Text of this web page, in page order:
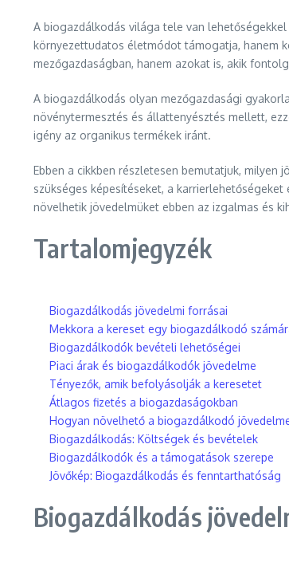
A biogazdálkodás világa tele van
környezettudatos életmódot támogatja, hanem
mezőgazdaságban, hanem azokat is, akik
A biogazdálkodás olyan mezőgazdasági
növénytermesztés és állattenyésztés mellett,
igény az organikus termékek iránt.
Ebben a cikkben részletesen bemutatjuk,
szükséges képesítéseket, a
növelhetik jövedelmüket ebben az izgalmas és
Tartalomjegyzék
Biogazdálkodás jövedelmi forrásai
Mekkora a kereset egy biogazdálkodó
Biogazdálkodók bevételi lehetőségei
Piaci árak és biogazdálkodók jövedelme
Tényezők, amik befolyásolják a keresetet
Átlagos fizetés a biogazdaságokban
Hogyan növelhető a biogazdálkodó
Biogazdálkodás: Költségek és bevételek
Biogazdálkodók és a támogatások szerepe
Jövőkép: Biogazdálkodás és fenntarthatóság
Biogazdálkodás